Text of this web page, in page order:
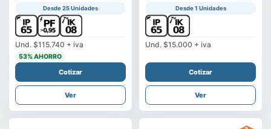
Desde 25 Unidades
Und. $115.740 + iva
53% AHORRO
Cotizar
Ver
Desde 1 Unidades
Und. $15.000 + iva
Cotizar
Ver